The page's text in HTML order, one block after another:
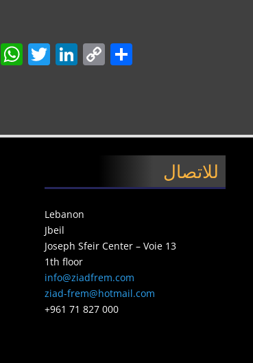
Facebook
WhatsApp
Twitter
LinkedIn
Copy
للاتصال
Lebanon
Jbeil
Joseph Sfeir Center – Voie 13
1th floor
info@ziadfrem.com
ziad-frem@hotmail.com
+961 71 827 000